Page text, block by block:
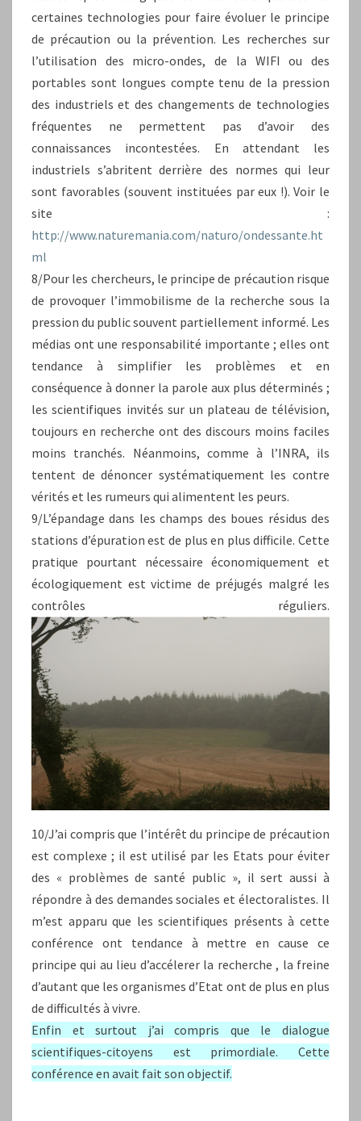
certaines technologies pour faire évoluer le principe
de précaution ou la prévention. Les recherches sur
l’utilisation des micro-ondes, de la WIFI ou des
portables sont longues compte tenu de la pression
des industriels et des changements de technologies
fréquentes ne permettent pas d’avoir des
connaissances incontestées. En attendant les
industriels s’abritent derrière des normes qui leur
sont favorables (souvent instituées par eux !). Voir le
site :
http://www.naturemania.com/naturo/ondessante.ht
ml
8/Pour les chercheurs, le principe de précaution risque
de provoquer l’immobilisme de la recherche sous la
pression du public souvent partiellement informé. Les
médias ont une responsabilité importante ; elles ont
tendance à simplifier les problèmes et en
conséquence à donner la parole aux plus déterminés ;
les scientifiques invités sur un plateau de télévision,
toujours en recherche ont des discours moins faciles
moins tranchés. Néanmoins, comme à l’INRA, ils
tentent de dénoncer systématiquement les contre
vérités et les rumeurs qui alimentent les peurs.
9/L’épandage dans les champs des boues résidus des
stations d’épuration est de plus en plus difficile. Cette
pratique pourtant nécessaire économiquement et
écologiquement est victime de préjugés malgré les
contrôles réguliers.
10/J’ai compris que l’intérêt du principe de précaution
est complexe ; il est utilisé par les Etats pour éviter
des « problèmes de santé public », il sert aussi à
répondre à des demandes sociales et électoralistes. Il
m’est apparu que les scientifiques présents à cette
conférence ont tendance à mettre en cause ce
principe qui au lieu d’accélerer la recherche , la freine
d’autant que les organismes d’Etat ont de plus en plus
de difficultés à vivre.
Enfin et surtout j’ai compris que le dialogue
scientifiques-citoyens est primordiale. Cette
conférence en avait fait son objectif.